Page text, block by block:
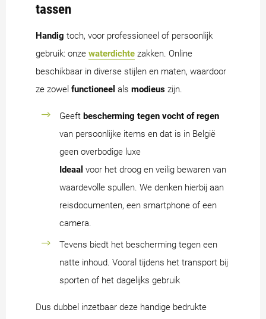
tassen
Handig toch, voor professioneel of persoonlijk
gebruik: onze waterdichte zakken. Online
beschikbaar in diverse stijlen en maten, waardoor
ze zowel functioneel als modieus zijn.
Geeft bescherming tegen vocht of regen
van persoonlijke items en dat is in België
geen overbodige luxe
Ideaal voor het droog en veilig bewaren van
waardevolle spullen. We denken hierbij aan
reisdocumenten, een smartphone of een
camera.
Tevens biedt het bescherming tegen een
natte inhoud. Vooral tijdens het transport bij
sporten of het dagelijks gebruik
Dus dubbel inzetbaar deze handige bedrukte